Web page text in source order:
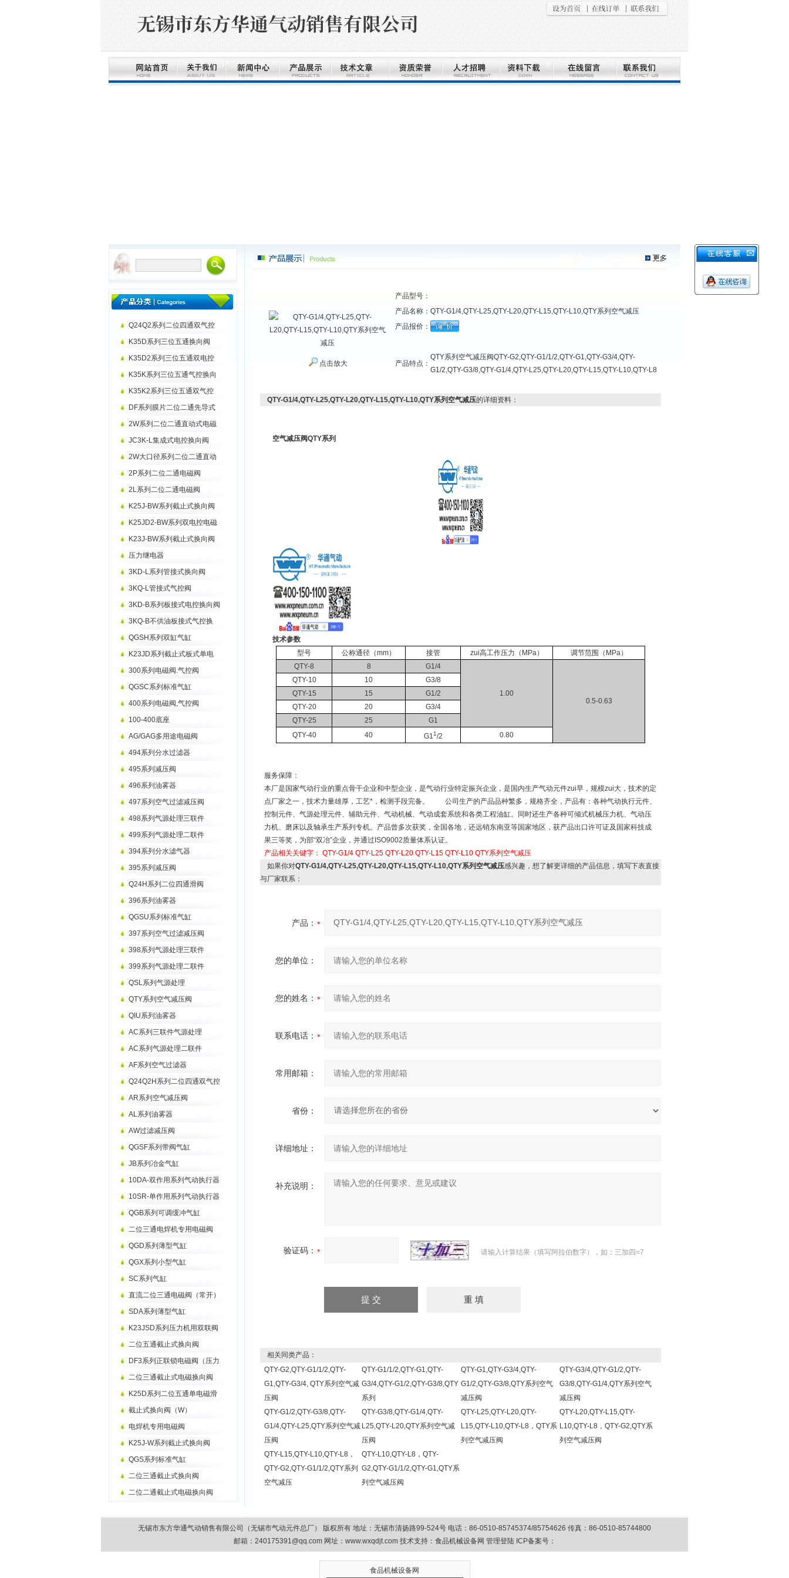
Q24Q2系列二位四通双气控
K35D系列三位五通换向阀
K35D2系列三位五通双电控
K35K系列三位五通气控换向
K35K2系列三位五通双气控
DF系列膜片二位二通先导式
2W系列二位二通直动式电磁
JC3K-L集成式电控换向阀
2W大口径系列二位二通直动
2P系列二位二通电磁阀
2L系列二位二通电磁阀
K25J-BW系列截止式换向阀
K25JD2-BW系列双电控电磁
K23J-BW系列截止式换向阀
压力继电器
3KD-L系列管接式换向阀
3KQ-L管接式气控阀
3KD-B系列板接式电控换向阀
3KQ-B不供油板接式气控换
QGSH系列双缸气缸
K23JD系列截止式板式单电
300系列电磁阀.气控阀
QGSC系列标准气缸
400系列电磁阀,气控阀
100-400底座
AG/GAG多用途电磁阀
494系列分水过滤器
495系列减压阀
496系列油雾器
497系列空气过滤减压阀
498系列气源处理三联件
499系列气源处理二联件
394系列分水滤气器
395系列减压阀
Q24H系列二位四通滑阀
396系列油雾器
QGSU系列标准气缸
397系列空气过滤减压阀
398系列气源处理三联件
399系列气源处理二联件
QSL系列气源处理
QTY系列空气减压阀
QIU系列油雾器
AC系列三联件气源处理
AC系列气源处理二联件
AF系列空气过滤器
Q24Q2H系列二位四通双气控
AR系列空气减压阀
AL系列油雾器
AW过滤减压阀
QGSF系列带阀气缸
JB系列冶金气缸
10DA-双作用系列气动执行器
10SR-单作用系列气动执行器
QGB系列可调缓冲气缸
二位三通电焊机专用电磁阀
QGD系列薄型气缸
QGX系列小型气缸
SC系列气缸
直流二位三通电磁阀（常开）
SDA系列薄型气缸
K23JSD系列压力机用双联阀
二位五通截止式换向阀
DF3系列正联锁电磁阀（压力
二位三通截止式电磁换向阀
K25D系列二位五通单电磁滑
截止式换向阀（W）
电焊机专用电磁阀
K25J-W系列截止式换向阀
QGS系列标准气缸
二位三通截止式换向阀
二位二通截止式电磁换向阀
点击放大
产品型号：
产品名称： QTY-G1/4,QTY-L25,QTY-L20,QTY-L15,QTY-L10,QTY系列空气减压
产品报价：
产品特点：
QTY系列空气减压阀QTY-G2,QTY-G1/1/2,QTY-G1,QTY-G3/4,QTY-
G1/2,QTY-G3/8,QTY-G1/4,QTY-L25,QTY-L20,QTY-L15,QTY-L10,QTY-L8
QTY-G1/4,QTY-L25,QTY-L20,QTY-L15,QTY-L10,QTY系列空气减压的详细资料：
空气减压阀QTY系列
技术参数
型号
公称通径（mm） 接管 zui高工作压力（MPa）
调节范围（MPa）
QTY-8
8 G1/4
1.00
0.5-0.63
QTY-10 10
G3/8
QTY-15
15
G1/2
QTY-20
20
G3/4
QTY-25
25
G1
QTY-40
40 G11/2 0.80
服务保障：
本厂是国家气动行业的重点骨干企业和中型企业，是气动行业特定振兴企业，是国内生产气动元件zui早，规模zui大，技术的定
点厂家之一，技术力量雄厚，工艺*，检测手段完备。 公司生产的产品品种繁多，规格齐全，产品有：各种气动执行元件、
控制元件、气源处理元件、辅助元件、气动机械、气动成套系统和各类工程油缸。同时还生产各种可倾式机械压力机、气动压
力机、磨床以及轴承生产系列专机。产品曾多次获奖，全国各地，还远销东南亚等国家地区，获产品出口许可证及国家科技成
果三等奖，为部“双冶”企业，并通过ISO9002质量体系认证。
产品相关关键字： QTY-G1/4 QTY-L25 QTY-L20 QTY-L15 QTY-L10 QTY系列空气减压
如果你对QTY-G1/4,QTY-L25,QTY-L20,QTY-L15,QTY-L10,QTY系列空气减压感兴趣，想了解更详细的产品信息，填写下表直接
与厂家联系：
产品：
您的单位：
您的姓名：
联系电话：
常用邮箱：
省份：
详细地址：
补充说明：
验证码： 请输入计算结果（填写阿拉伯数字），如：三加四=7
相关同类产品：
QTY-G2,QTY-G1/1/2,QTY-
G1,QTY-G3/4, QTY系列空气减
压阀
QTY-G1/1/2,QTY-G1,QTY-
G3/4,QTY-G1/2,QTY-G3/8,QTY
系列
QTY-G1,QTY-G3/4,QTY-
G1/2,QTY-G3/8,QTY系列空气
减压阀
QTY-G3/4,QTY-G1/2,QTY-
G3/8,QTY-G1/4,QTY系列空气
减压阀
QTY-G1/2,QTY-G3/8,QTY-
G1/4,QTY-L25,QTY系列空气减
压阀
QTY-G3/8,QTY-G1/4,QTY-
L25,QTY-L20,QTY系列空气减
压阀
QTY-L25,QTY-L20,QTY-
L15,QTY-L10,QTY-L8，QTY系
列空气减压阀
QTY-L20,QTY-L15,QTY-
L10,QTY-L8，QTY-G2,QTY系
列空气减压阀
QTY-L15,QTY-L10,QTY-L8，
QTY-G2,QTY-G1/1/2,QTY系列
空气减压
QTY-L10,QTY-L8，QTY-
G2,QTY-G1/1/2,QTY-G1,QTY系
列空气减压阀
无锡市东方华通气动销售有限公司（无锡市气动元件总厂） 版权所有 地址：无锡市清扬路99-524号 电话：86-0510-85745374/85754626 传真：86-0510-85744800
邮箱： 240175391@qq.com网址：www.wxqdjt.com 技术支持： 食品机械设备网 管理登陆ICP备案号：
食品机械设备网